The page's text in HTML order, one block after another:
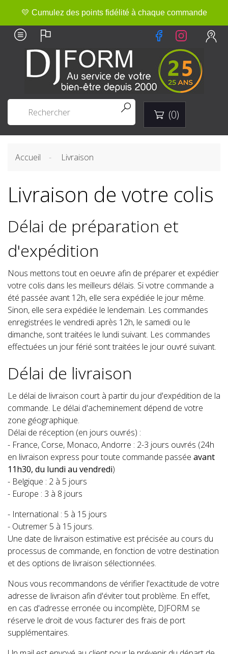
💛 Cumulez des points fidélité à chaque commande


 (0)
Accueil Livraison
Livraison de votre colis
Délai de préparation et
d'expédition
Nous mettons tout en oeuvre afin de préparer et expédier
votre colis dans les meilleurs délais. Si votre commande a
été passée avant 12h, elle sera expédiée le jour même.
Sinon, elle sera expédiée le lendemain. Les commandes
enregistrées le vendredi après 12h, le samedi ou le
dimanche, sont traitées le lundi suivant. Les commandes
effectuées un jour férié sont traitées le jour ouvré suivant.
Délai de livraison
Le délai de livraison court à partir du jour d'expédition de la
commande. Le délai d'acheminement dépend de votre
zone géographique.
Délai de réception (en jours ouvrés) :
- France, Corse, Monaco, Andorre : 2-3 jours ouvrés (24h
en livraison express pour toute commande passée avant
11h30, du lundi au vendredi)
- Belgique : 2 à 5 jours
- Europe : 3 à 8 jours
- International : 5 à 15 jours
- Outremer 5 à 15 jours.
Une date de livraison estimative est précisée au cours du
processus de commande, en fonction de votre destination
et des options de livraison sélectionnées.
Nous vous recommandons de vérifier l'exactitude de votre
adresse de livraison afin d'éviter tout problème. En effet,
en cas d'adresse erronée ou incomplète, DJFORM se
réserve le droit de vous facturer des frais de port
supplémentaires.